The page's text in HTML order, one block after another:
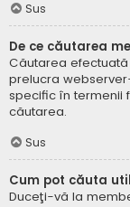
Sus
De ce căutarea
Căutarea
prelucra
specific în termenii
căutarea.
Sus
Cum pot căuta
Duceţi-vă la